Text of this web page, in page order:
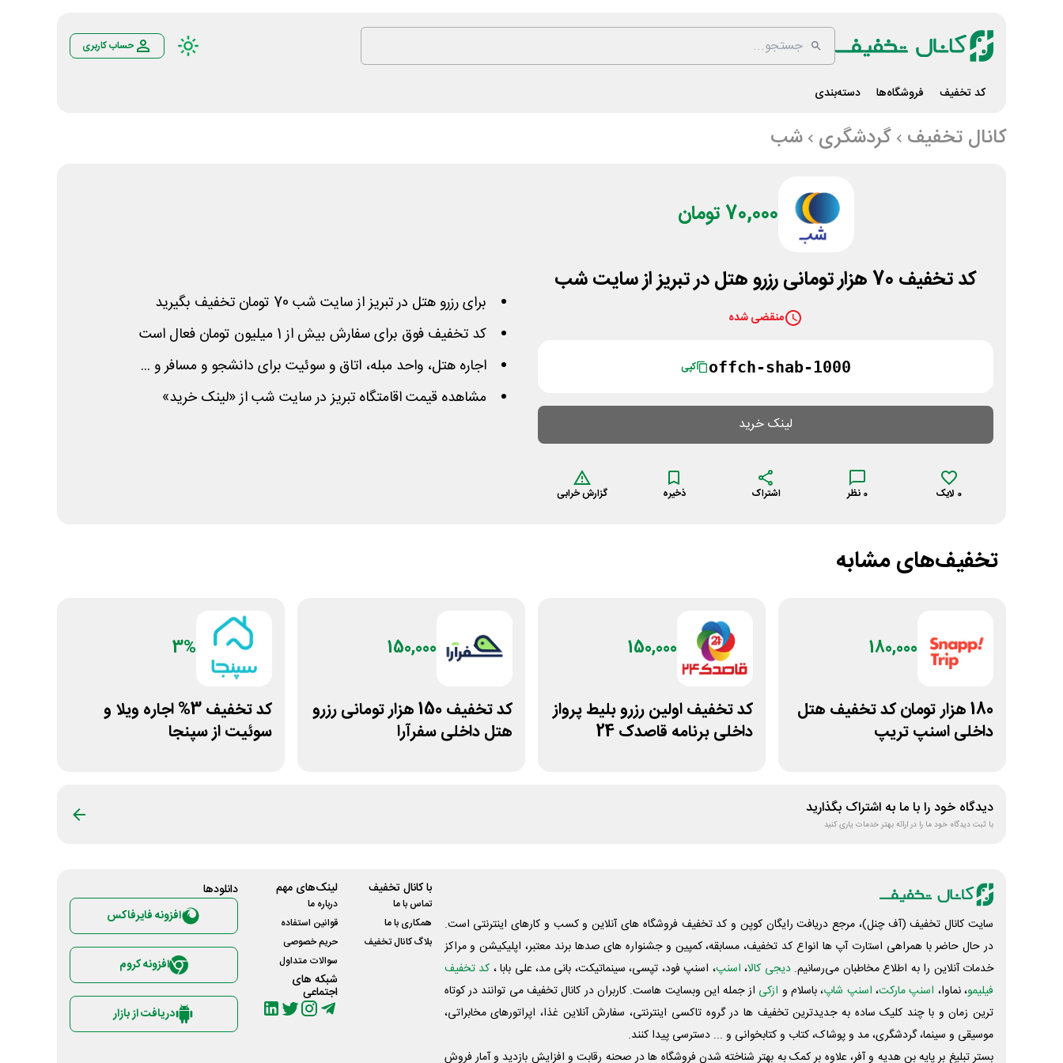
حساب کاربری
کد تخفیف فروشگاه‌ها دسته‌بندی
کانال تخفیف گردشگری شب
70,000 تومان
کد تخفیف 70 هزار تومانی رزرو هتل در تبریز از سایت شب
منقضی شده
offch-shab-1000 کپی
لینک خرید
0 لایک 0 نظر اشتراک ذخیره گزارش خرابی
برای رزرو هتل در تبریز از سایت شب 70 تومان تخفیف بگیرید
کد تخفیف فوق برای سفارش بیش از 1 میلیون تومان فعال است
اجاره هتل، واحد مبله، اتاق و سوئیت برای دانشجو و مسافر و ...
مشاهده قیمت اقامتگاه تبریز در سایت شب از «لینک خرید»
تخفیف‌های مشابه
180,000
180 هزار تومان کد تخفیف هتل
داخلی اسنپ تریپ
150,000
کد تخفیف اولین رزرو بلیط پرواز
داخلی برنامه قاصدک 24
150,000
کد تخفیف 150 هزار تومانی رزرو
هتل داخلی سفرآرا
3%
کد تخفیف 3% اجاره ویلا و
سوئیت از سپنجا
دیدگاه خود را با ما به اشتراک بگذارید
با ثبت دیدگاه خود ما را در ارائه بهتر خدمات یاری کنید
سایت کانال تخفیف (آف چنل)، مرجع دریافت رایگان کوپن و کد تخفیف فروشگاه های آنلاین و کسب و‌ کارهای اینترنتی است.
در حال حاضر با همراهی استارت آپ ها انواع کد تخفیف، مسابقه، کمپین و جشنواره های صدها برند معتبر، اپلیکیشن و مراکز
خدمات آنلاین را به اطلاع مخاطبان می‌رسانیم. دیجی کالا، اسنپ، اسنپ فود، تپسی، سینماتیکت، بانی مد، علی‌ بابا ، کد تخفیف
فیلیمو، نماوا، اسنپ مارکت، اسنپ شاپ، باسلام و ازکی از جمله این وبسایت ‌هاست. کاربران در کانال تخفیف می توانند در کوتاه
ترین زمان و با چند کلیک ساده به جدیدترین تخفیف ها در گروه تاکسی اینترنتی، سفارش آنلاین غذا، اپراتورهای مخابراتی،
موسیقی و سینما، گردشگری، مد و پوشاک، کتاب و کتابخوانی و ... دسترسی پیدا کنند.
بستر تبلیغ بر پایه بن هدیه و آفر، علاوه بر کمک به بهتر شناخته شدن فروشگاه ها در صحنه رقابت و افزایش بازدید و آمار فروش
با کانال تخفیف
تماس با ما
همکاری با ما
بلاگ کانال تخفیف
لینک‌های مهم
درباره ما
قوانین استفاده
حریم خصوصی
سوالات متداول
شبکه های
اجتماعی
دانلود‌ها
افزونه فایرفاکس
افزونه کروم
دریافت از بازار